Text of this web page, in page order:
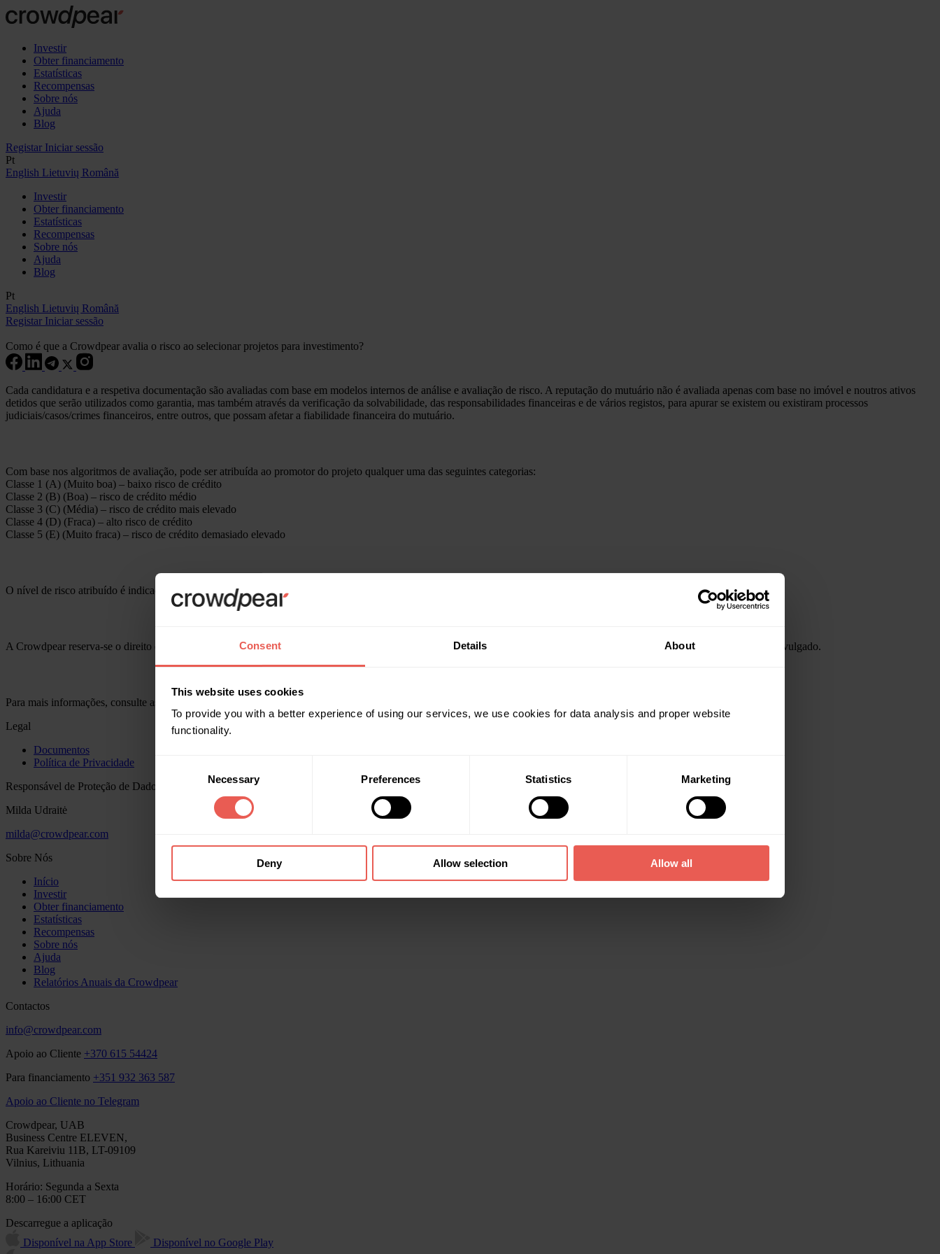
Consent Details About
This website uses cookies
To provide you with a better experience of using our services, we use cookies for data analysis and proper website
functionality.
Necessary Preferences Statistics Marketing
Deny Allow selection Allow all
Investir
Obter financiamento
Estatísticas
Recompensas
Sobre nós
Ajuda
Blog
Registar Iniciar sessão
Pt
English Lietuvių Română
Investir
Obter financiamento
Estatísticas
Recompensas
Sobre nós
Ajuda
Blog
Pt
English Lietuvių Română
Registar Iniciar sessão
Como é que a Crowdpear avalia o risco ao selecionar projetos para investimento?
Cada candidatura e a respetiva documentação são avaliadas com base em modelos internos de análise e avaliação de risco. A reputação do mutuário não é avaliada apenas com base no imóvel e noutros ativos
detidos que serão utilizados como garantia, mas também através da verificação da solvabilidade, das responsabilidades financeiras e de vários registos, para apurar se existem ou existiram processos
judiciais/casos/crimes financeiros, entre outros, que possam afetar a fiabilidade financeira do mutuário.
Com base nos algoritmos de avaliação, pode ser atribuída ao promotor do projeto qualquer uma das seguintes categorias:
Classe 1 (A) (Muito boa) – baixo risco de crédito
Classe 2 (B) (Boa) – risco de crédito médio
Classe 3 (C) (Média) – risco de crédito mais elevado
Classe 4 (D) (Fraca) – alto risco de crédito
Classe 5 (E) (Muito fraca) – risco de crédito demasiado elevado
O nível de risco atribuído é indicado nos detalhes do projeto e na descrição do promotor do projeto.
A Crowdpear reserva-se o direito de recusar um pedido de financiamento se um projeto for considerado demasiado arriscado ou por qualquer outro motivo que poderá não ser divulgado.
Para mais informações, consulte as Regras para a avaliação da fiabilidade dos promotores de projetos, disponíveis na nossa secção de Documentos,
Legal
Documentos
Política de Privacidade
Responsável de Proteção de Dados
Milda Udraitė
milda@crowdpear.com
Sobre Nós
Início
Investir
Obter financiamento
Estatísticas
Recompensas
Sobre nós
Ajuda
Blog
Relatórios Anuais da Crowdpear
Contactos
info@crowdpear.com
Apoio ao Cliente +370 615 54424
Para financiamento +351 932 363 587
Apoio ao Cliente no Telegram
Crowdpear, UAB
Business Centre ELEVEN,
Rua Kareiviu 11B, LT-09109
Vilnius, Lithuania
Horário: Segunda a Sexta
8:00 – 16:00 CET
Descarregue a aplicação
Disponível na App Store
Disponível no Google Play